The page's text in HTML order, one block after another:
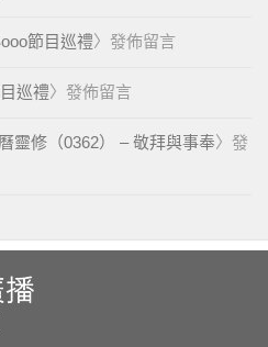
節目巡禮〉發佈留言
巡禮〉發佈留言
靈修（0362） – 敬拜與事奉〉發